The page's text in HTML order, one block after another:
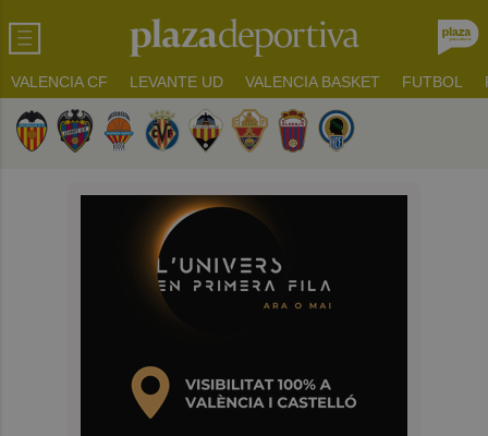
VALENCIA CF LEVANTE UD VALENCIA BASKET FUTBOL